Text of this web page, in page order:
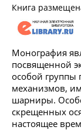
Книга
Монография
посвященной
особой
механизмов,
шарниры.
скрещенных
настоящее